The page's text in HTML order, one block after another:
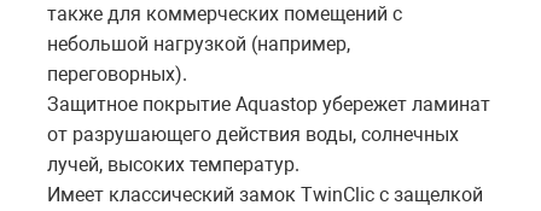
также для коммерческих помещений с
небольшой нагрузкой (например,
переговорных).
Защитное покрытие Aquastop убережет ламинат
от разрушающего действия воды, солнечных
лучей, высоких температур.
Имеет классический замок TwinClic с защелкой